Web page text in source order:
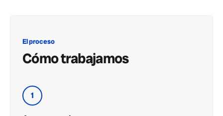
El proceso
Cómo trabajamos
1